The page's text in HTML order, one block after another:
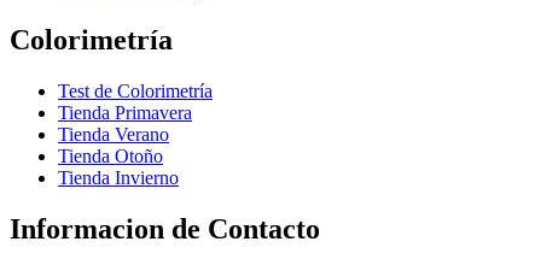
Colorimetría
Test de Colorimetría
Tienda Primavera
Tienda Verano
Tienda Otoño
Tienda Invierno
Informacion de Contacto